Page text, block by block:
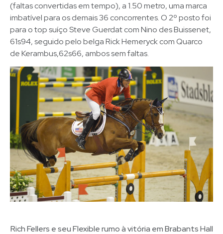
(faltas convertidas em tempo), a 1.50 metro, uma marca
imbatível para os demais 36 concorrentes. O 2º posto foi
para o top suíço Steve Guerdat com Nino des Buissenet,
61s94, seguido pelo belga Rick Hemeryck com Quarco
de Kerambus,62s66, ambos sem faltas.
Rich Fellers e seu Flexible rumo à vitória em Brabants Hall